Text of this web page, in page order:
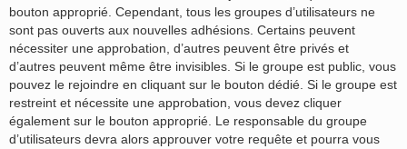
bouton approprié. Cependant, tous les groupes d’utilisateurs ne
sont pas ouverts aux nouvelles adhésions. Certains peuvent
nécessiter une approbation, d’autres peuvent être privés et
d’autres peuvent même être invisibles. Si le groupe est public, vous
pouvez le rejoindre en cliquant sur le bouton dédié. Si le groupe est
restreint et nécessite une approbation, vous devez cliquer
également sur le bouton approprié. Le responsable du groupe
d’utilisateurs devra alors approuver votre requête et pourra vous